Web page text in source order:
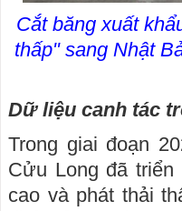
Cắt băng xuất
thấp" sang Nhật
Dữ liệu canh tác
Trong giai đoạn
Cửu Long đã triển
cao và phát thải